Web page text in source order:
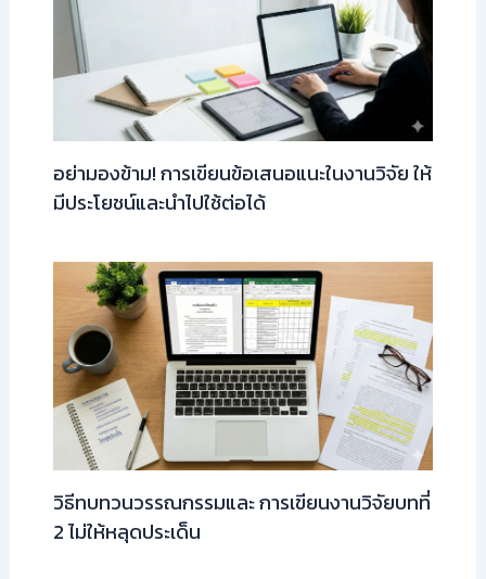
อย่ามองข้าม! การเขียนข้อเสนอแนะในงานวิจัย ให้
มีประโยชน์และนำไปใช้ต่อได้
วิธีทบทวนวรรณกรรมและ การเขียนงานวิจัยบทที่
2 ไม่ให้หลุดประเด็น